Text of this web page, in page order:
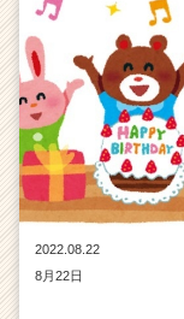
2022.08.22
8月22日